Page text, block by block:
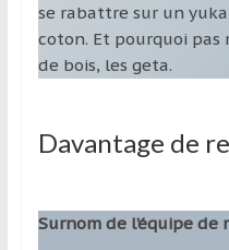
se rabattre sur un
coton. Et pourquoi pas
de bois, les geta.
Davantage de
Surnom de l’équipe de